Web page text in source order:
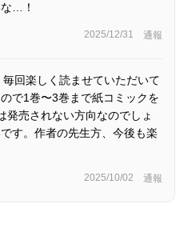
…！
2025/12/31 通報
回楽しく読ませていただいて
で1巻〜3巻まで紙コミックを
発売されない方向なのでしょ
す。作者の先生方、今後も楽
2025/10/02 通報